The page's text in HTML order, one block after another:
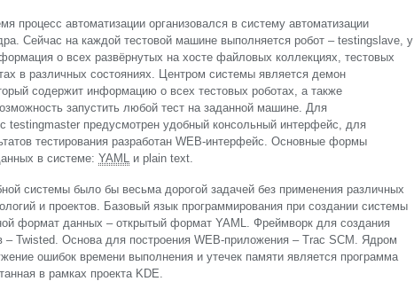
процесс автоматизации организовался в систему автоматизации
Сейчас на каждой тестовой машине выполняется робот – testingslave, у
о всех развёрнутых на хосте файловых коллекциях, тестовых
в различных состояниях. Центром системы является демон
содержит информацию о всех тестовых роботах, а также
запустить любой тест на заданной машине. Для
testingmaster предусмотрен удобный консольный интерфейс, для
тестирования разработан WEB-интерфейс. Основные формы
в системе: YAML и plain text.
системы было бы весьма дорогой задачей без применения различных
и проектов. Базовый язык программирования при создании системы
формат данных – открытый формат YAML. Фреймворк для создания
– Twisted. Основа для построения WEB-приложения – Trac SCM . Ядром
ошибок времени выполнения и утечек памяти является программа
в рамках проекта KDE.